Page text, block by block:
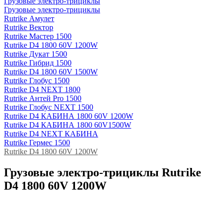
Грузовые электро‑трициклы
Rutrike Амулет
Rutrike Вектор
Rutrike Мастер 1500
Rutrike D4 1800 60V 1200W
Rutrike Дукат 1500
Rutrike Гибрид 1500
Rutrike D4 1800 60V 1500W
Rutrike Глобус 1500
Rutrike D4 NEXT 1800
Rutrike Антей Pro 1500
Rutrike Глобус NEXT 1500
Rutrike D4 КАБИНА 1800 60V 1200W
Rutrike D4 КАБИНА 1800 60V1500W
Rutrike D4 NEXT КАБИНА
Rutrike Гермес 1500
Rutrike D4 1800 60V 1200W
Грузовые электро‑трициклы Rutrike
D4 1800 60V 1200W